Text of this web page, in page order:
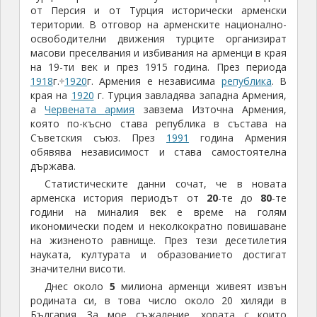
Типична Арменска надгробна плоча, наречена Хачкари,
поставена в Арменския квартал в София
Моето впечатление на турист е, че средното
жизнено равнище е по-ниско от това в Грузия и е
съпоставимо с нашето от края на90-те години на
миналия век.
По мои наблюдения цените на основните стоки
са на равнища около 3/4
от българските. Входните
между 1 и 4 лева. Цената на литър дизелово гориво
беше1,80лева през август 2012 година. Значителна
част от леките автомобили се движат с природен
газ (метан), с който изминаването на 100 км. струва
около6-7лева.
Първото нещо, което ме изненада в Армения,
беше про-руската политика и изключителните
може да има държава, където мнозинството от
народа да изпитва такива чувства на привързаност